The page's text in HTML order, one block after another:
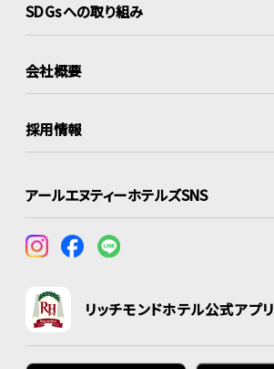
SDGsへの取り組み
会社概要
採用情報
アールエヌティーホテルズSNS
リッチモンドホテル公式アプリ